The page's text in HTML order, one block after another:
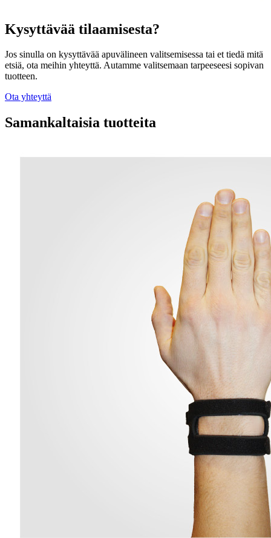
Kysyttävää tilaamisesta?
Jos sinulla on kysyttävää apuvälineen valitsemisessa tai et tiedä mitä
etsiä, ota meihin yhteyttä. Autamme valitsemaan tarpeeseesi sopivan
tuotteen.
Ota yhteyttä
Samankaltaisia tuotteita